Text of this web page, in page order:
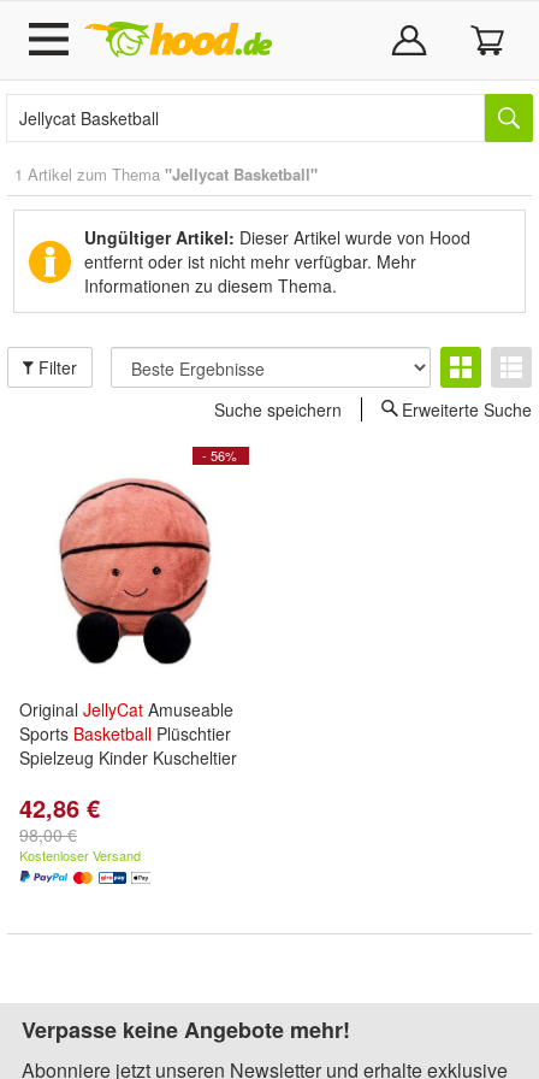
1 Artikel zum Thema "Jellycat Basketball"
Ungültiger Artikel: Dieser Artikel wurde von Hood
entfernt oder ist nicht mehr verfügbar. Mehr
Informationen zu diesem Thema.
Filter
Suche speichern
Erweiterte Suche
- 56%
Original JellyCat Amuseable
Sports Basketball Plüschtier
Spielzeug Kinder Kuscheltier
42,86 €
98,00 €
Kostenloser Versand
Verpasse keine Angebote mehr!
Abonniere jetzt unseren Newsletter und erhalte exklusive